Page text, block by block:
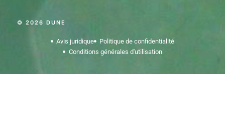
© 2026 DUNE
Avis juridique
Politique de confidentialité
Conditions générales d'utilisation